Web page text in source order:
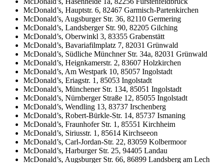
McDonald’s, Hauptstr. 6, 82467 Garmisch-Partenkirchen
McDonald’s, Augsburger Str. 36, 82110 Germering
McDonald’s, Landsberger Str. 90, 82205 Gilching
McDonald’s, Oberwinkl 3, 83355 Grabenstätt
McDonald’s, Bavariafilmplatz 7, 82031 Grünwald
McDonald’s, Südliche Münchner Str. 34a, 82031 Grünwald
McDonald’s, Heignkamerstr. 2, 83607 Holzkirchen
McDonald’s, Am Westpark 10, 85057 Ingolstadt
McDonald’s, Eriagstr. 1, 85053 Ingolstadt
McDonald’s, Münchener Str. 134, 85051 Ingolstadt
McDonald’s, Nürnberger Straße 12, 85055 Ingolstadt
McDonald’s, Wendling 13, 83737 Irschenberg
McDonald’s, Robert-Bürkle-Str. 14, 85737 Ismaning
McDonald’s, Fraunhofer Str. 1, 85551 Kirchheim
McDonald’s, Siriusstr. 1, 85614 Kirchseeon
McDonald’s, Carl-Jordan-Str. 22, 83059 Kolbermoor
McDonald’s, Harburger Str. 25, 94405 Landau
McDonald’s, Augsburger Str. 66, 86899 Landsberg am Lech